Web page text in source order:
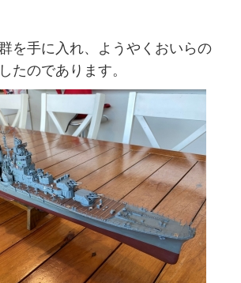
を手に入れ、ようやくおいらの
たのであります。